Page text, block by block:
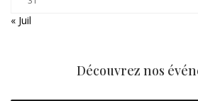
« Juil
Découvrez nos